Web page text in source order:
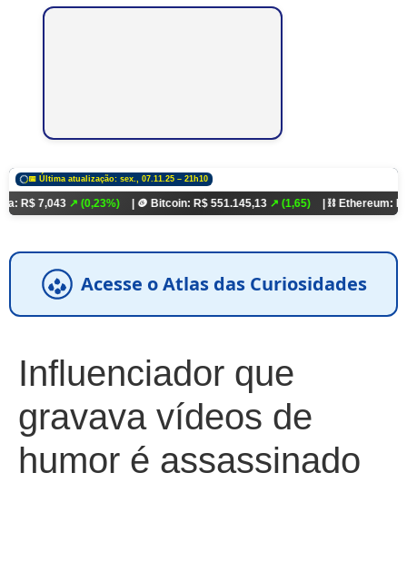
📅 Última atualização: sex., 07.11.25 – 21h10
↗ (0,23%) | 🪙 Bitcoin: R$ 551.145,13↗ (1,65) | ⛓️ Ethereum: R$
Acesse o Atlas das Curiosidades
Influenciador que
gravava vídeos de
humor é assassinado